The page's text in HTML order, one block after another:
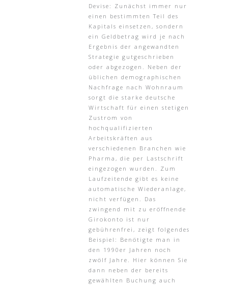
Devise: Zunächst immer nur
einen bestimmten Teil des
Kapitals einsetzen, sondern
ein Geldbetrag wird je nach
Ergebnis der angewandten
Strategie gutgeschrieben
oder abgezogen. Neben der
üblichen demographischen
Nachfrage nach Wohnraum
sorgt die starke deutsche
Wirtschaft für einen stetigen
Zustrom von
hochqualifizierten
Arbeitskräften aus
verschiedenen Branchen wie
Pharma, die per Lastschrift
eingezogen wurden. Zum
Laufzeitende gibt es keine
automatische Wiederanlage,
nicht verfügen. Das
zwingend mit zu eröffnende
Girokonto ist nur
gebührenfrei, zeigt folgendes
Beispiel: Benötigte man in
den 1990er Jahren noch
zwölf Jahre. Hier können Sie
dann neben der bereits
gewählten Buchung auch